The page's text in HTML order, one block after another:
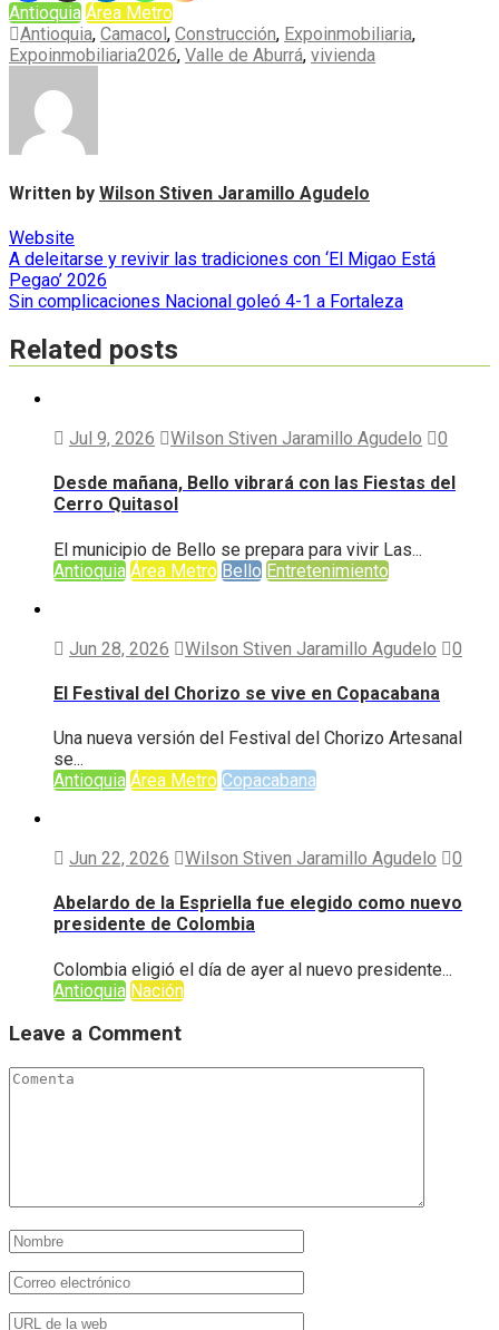
Antioquia Área Metro
Antioquia, Camacol, Construcción, Expoinmobiliaria,
Expoinmobiliaria2026, Valle de Aburrá, vivienda
Written by Wilson Stiven Jaramillo Agudelo
Website
Navegación
de
A deleitarse y revivir las tradiciones con ‘El Migao Está
Pegao’ 2026
Sin complicaciones Nacional goleó 4-1 a Fortaleza
Related posts
Jul 9, 2026 Wilson Stiven Jaramillo Agudelo 0
Desde mañana, Bello vibrará con las Fiestas del
Cerro Quitasol
El municipio de Bello se prepara para vivir Las...
Antioquia Área Metro Bello Entretenimiento
Jun 28, 2026 Wilson Stiven Jaramillo Agudelo 0
El Festival del Chorizo se vive en Copacabana
Una nueva versión del Festival del Chorizo Artesanal
se...
Antioquia Área Metro Copacabana
Jun 22, 2026 Wilson Stiven Jaramillo Agudelo 0
Abelardo de la Espriella fue elegido como nuevo
presidente de Colombia
Colombia eligió el día de ayer al nuevo presidente...
Antioquia Nación
Leave a Comment